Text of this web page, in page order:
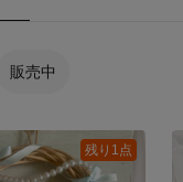
販売中
残り1点